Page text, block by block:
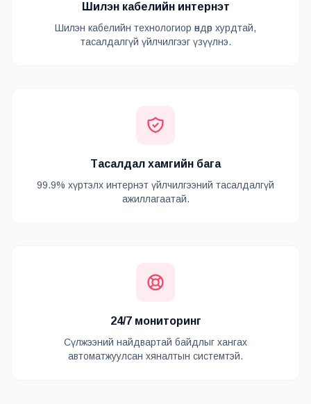
Шилэн кабелийн интернэт
Шилэн кабелийн технологиор өндөр хурдтай,
тасалдалгүй үйлчилгээг үзүүлнэ.
Тасалдал хамгийн бага
99.9% хүртэлх интернэт үйлчилгээний тасалдалгүй
ажиллагаатай.
24/7 мониторинг
Сүлжээний найдвартай байдлыг хангах
автоматжуулсан хяналтын системтэй.